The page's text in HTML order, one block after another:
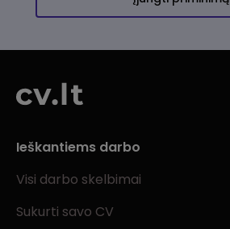
Ieškantiems darbo
Visi darbo skelbimai
Sukurti savo CV